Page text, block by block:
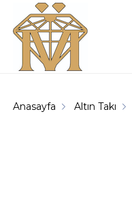
Anasayfa Altın Takı